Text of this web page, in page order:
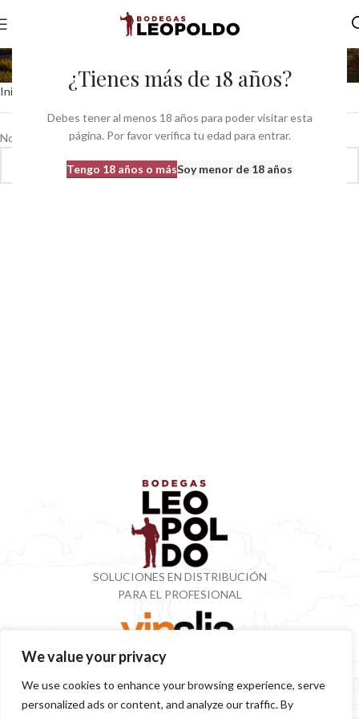
¿Tienes más de 18 años?
Debes tener al menos 18 años para poder visitar esta
página. Por favor verifica tu edad para entrar.
Tengo 18 años o másSoy menor de 18 años
We value your privacy
We use cookies to enhance your browsing experience, serve
personalized ads or content, and analyze our traffic. By
plantations
Inicio Productos etiquetados “plantations”
No se han encontrado productos que coincidan con tu selección.
SOLUCIONES EN DISTRIBUCIÓN
PARA EL PROFESIONAL
EN VINOS Y DESTILADOS